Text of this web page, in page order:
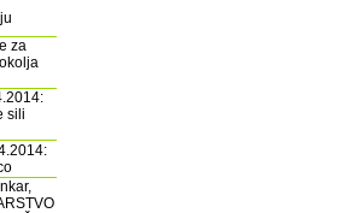
za
sili